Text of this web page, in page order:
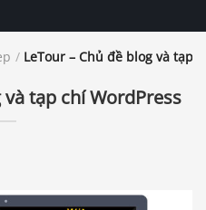
/ LeTour – Chủ đề blog và tạp
tạp chí WordPress